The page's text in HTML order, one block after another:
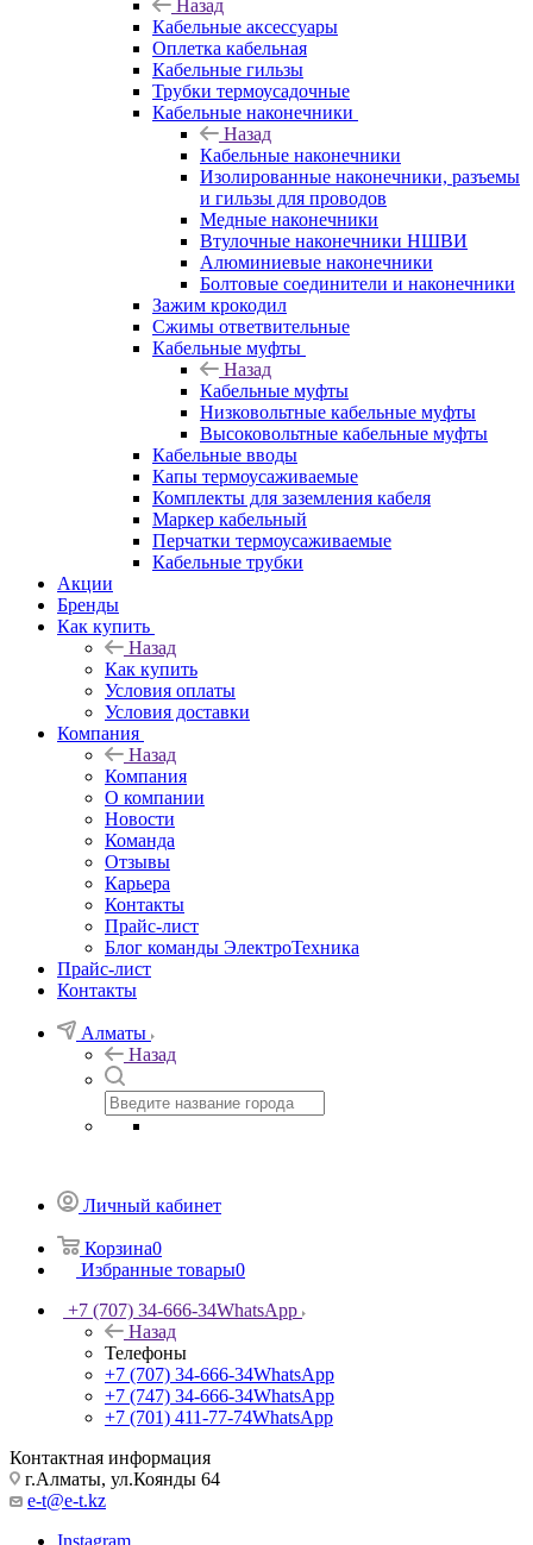
Назад
Кабельные аксессуары
Оплетка кабельная
Кабельные гильзы
Трубки термоусадочные
Кабельные наконечники
Назад
Кабельные наконечники
Изолированные наконечники, разъемы
и гильзы для проводов
Медные наконечники
Втулочные наконечники НШВИ
Алюминиевые наконечники
Болтовые соединители и наконечники
Зажим крокодил
Сжимы ответвительные
Кабельные муфты
Назад
Кабельные муфты
Низковольтные кабельные муфты
Высоковольтные кабельные муфты
Кабельные вводы
Капы термоусаживаемые
Комплекты для заземления кабеля
Маркер кабельный
Перчатки термоусаживаемые
Кабельные трубки
Акции
Бренды
Как купить
Назад
Как купить
Условия оплаты
Условия доставки
Компания
Назад
Компания
О компании
Новости
Команда
Отзывы
Карьера
Контакты
Прайс-лист
Блог команды ЭлектроТехника
Прайс-лист
Контакты
Алматы
Назад
Личный кабинет
Корзина0
Избранные товары0
+7 (707) 34-666-34WhatsApp
Назад
Телефоны
+7 (707) 34-666-34WhatsApp
+7 (747) 34-666-34WhatsApp
+7 (701) 411-77-74WhatsApp
Контактная информация
г.Алматы, ул.Коянды 64
e-t@e-t.kz
Instagram